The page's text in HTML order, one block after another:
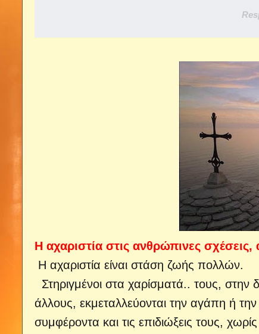
Η αχαριστία στις ανθρώπινες
Η αχαριστία είναι στάση ζωής πολλών.
Στηριγμένοι στα χαρίσματά.. τους, στην
άλλους, εκμεταλλεύονται την αγάπη ή
συμφέροντα και τις επιδιώξεις τους,